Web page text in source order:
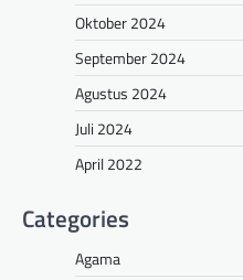
Oktober 2024
September 2024
Agustus 2024
Juli 2024
April 2022
Categories
Agama